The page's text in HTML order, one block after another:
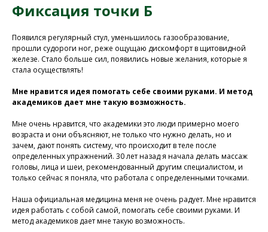
Фиксация точки Б
Появился регулярный стул, уменьшилось газообразование,
прошли судороги ног, реже ощущаю дискомфорт в щитовидной
железе. Стало больше сил, появились новые желания, которые я
стала осуществлять!
Мне нравится идея помогать себе своими руками. И метод
академиков дает мне такую возможность.
Мне очень нравится, что академики это люди примерно моего
возраста и они объясняют, не только что нужно делать, но и
зачем, дают понять систему, что происходит в теле после
определенных упражнений. 30 лет назад я начала делать массаж
головы, лица и шеи, рекомендованный другим специалистом, и
только сейчас я поняла, что работала с определенными точками.
Наша официальная медицина меня не очень радует. Мне нравится
идея работать с собой самой, помогать себе своими руками. И
метод академиков дает мне такую возможность.
У Вас остались вопросы?
Хотите проконсультироваться
с нашим специалистом?
Напишите нам в службу заботы
Программа восстановления здоровья